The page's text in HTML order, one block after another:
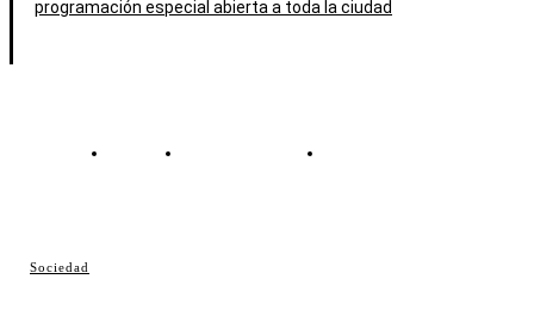
Sociedad
programación especial abierta a toda la ciudad
Contacto Política de cookies